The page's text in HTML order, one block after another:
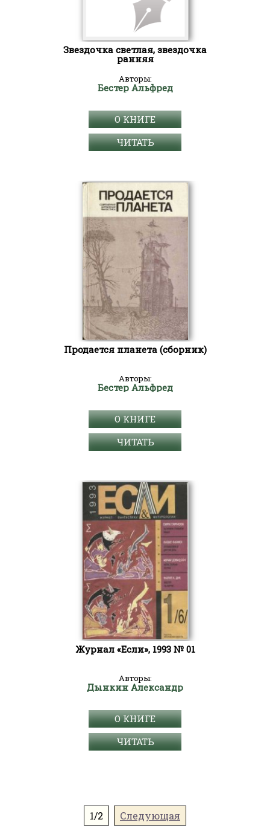
Звездочка светлая, звездочка
ранняя
Авторы:
Бестер Альфред
О КНИГЕ
ЧИТАТЬ
Продается планета (сборник)
Авторы:
Бестер Альфред
О КНИГЕ
ЧИТАТЬ
Журнал «Если», 1993 № 01
Авторы:
Дынкин Александр
О КНИГЕ
ЧИТАТЬ
1/2 Следующая